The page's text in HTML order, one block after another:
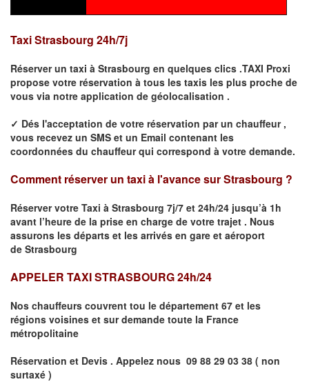
TaxiStrasbourg 24h/7j
Réserver un taxi à Strasbourg en quelques clics .TAXI Proxi
propose votre réservation à tous les taxis les plus proche de
vous via notre application de géolocalisation .
✓ Dés l'acceptation de votre réservation parun chauffeur ,
vous recevez un SMS et un Email contenant les
coordonnées du chauffeur qui correspond à votre demande.
Comment réserver un taxi à l'avance surStrasbourg ?
Réserver votre Taxi à Strasbourg 7j/7 et 24h/24 jusqu’à 1h
avant l’heure de la prise en charge de votre trajet . Nous
assurons les départs et les arrivés en gare et aéroport
de Strasbourg
APPELER TAXI STRASBOURG 24h/24
Nos chauffeurs couvrent tou le département 67 et les
régions voisines et sur demande toute la France
métropolitaine
Réservation et Devis . Appelez nous 09 88 29 03 38 ( non
surtaxé )